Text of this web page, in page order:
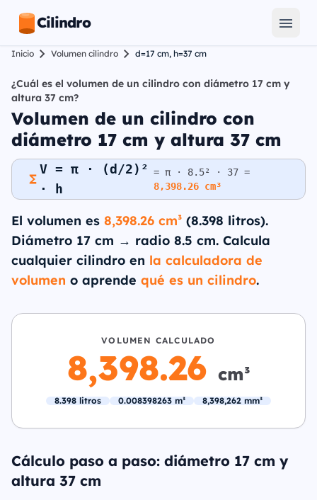
Cilindro
Inicio Volumen cilindro d=17 cm, h=37 cm
¿Cuál es el volumen de un cilindro con diámetro 17 cm y
altura 37 cm?
Volumen de un cilindro con
diámetro 17 cm y altura 37 cm
V = π · (d/2)²
· h
= π · 8.5² · 37 =
8,398.26 cm³
El volumen es 8,398.26 cm³ (8.398 litros).
Diámetro 17 cm → radio 8.5 cm. Calcula
cualquier cilindro en la calculadora de
volumen o aprende qué es un cilindro.
VOLUMEN CALCULADO
8,398.26 cm³
8.398 litros 0.008398263 m³ 8,398,262 mm³
Cálculo paso a paso: diámetro 17 cm y
altura 37 cm